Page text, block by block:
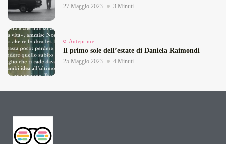
27 Maggio 2023 3 Minuti
Anteprime
Il primo sole dell’estate di Daniela Raimondi
25 Maggio 2023 4 Minuti